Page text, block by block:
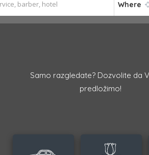
Where
Samo razgledate? Dozvolite da
predložimo!